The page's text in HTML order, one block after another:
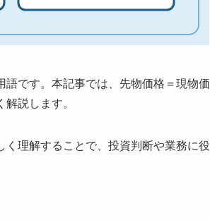
です。本記事では、先物価格＝現物価
説します。
理解することで、投資判断や業務に役